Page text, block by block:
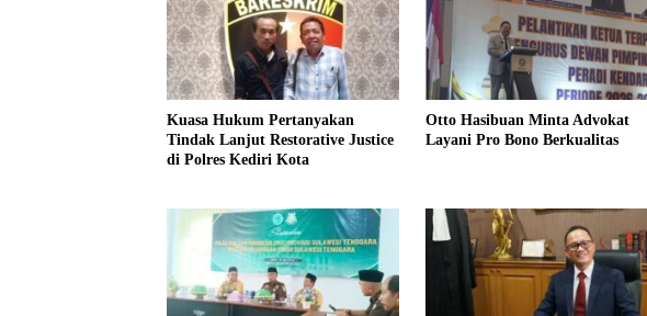
Kuasa Hukum Pertanyakan
Tindak Lanjut Restorative Justice
di Polres Kediri Kota
Otto Hasibuan Minta Advokat
Layani Pro Bono Berkualitas